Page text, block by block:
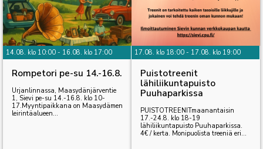
14.08. klo 10:00 - 16.08. klo 17:00
Rompetori pe-su 14.-16.8.
Urjanlinnassa, Maasydänjärventie
1, Sievi pe-su 14.-16.8. klo 10-
17.Myyntipaikkana on Maasydämen
leirintäalueen...
17.08. klo 18:00 - 17.08. klo 19:00
Puistotreenit
lähiliikuntapuisto
Puuhaparkissa
PUISTOTREENITmaanantaisin
17.-24.8. klo 18-19
lähiliikuntapuisto Puuhaparkissa.
4€ / kerta. Monipuolista treeniä eri...